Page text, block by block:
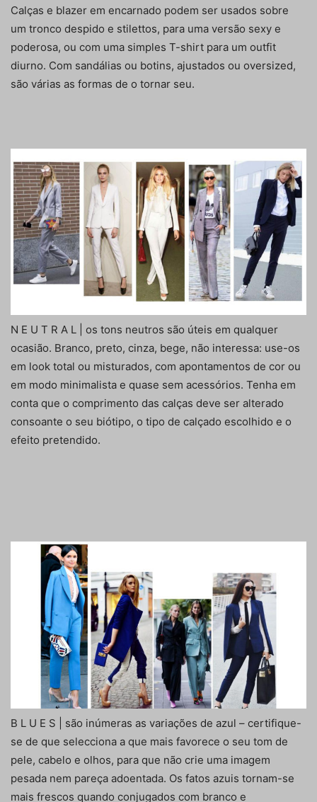
Calças e blazer em encarnado podem ser usados sobre
um tronco despido e stilettos, para uma versão sexy e
poderosa, ou com uma simples T-shirt para um outfit
diurno. Com sandálias ou botins, ajustados ou oversized,
são várias as formas de o tornar seu.
N E U T R A L | os tons neutros são úteis em qualquer
ocasião. Branco, preto, cinza, bege, não interessa: use-os
em look total ou misturados, com apontamentos de cor ou
em modo minimalista e quase sem acessórios. Tenha em
conta que o comprimento das calças deve ser alterado
consoante o seu biótipo, o tipo de calçado escolhido e o
efeito pretendido.
B L U E S | são inúmeras as variações de azul – certifique-
se de que selecciona a que mais favorece o seu tom de
pele, cabelo e olhos, para que não crie uma imagem
pesada nem pareça adoentada. Os fatos azuis tornam-se
mais frescos quando conjugados com branco e